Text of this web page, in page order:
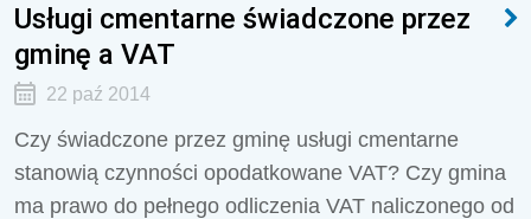
Usługi cmentarne świadczone przez
gminę a VAT
22 paź 2014
Czy świadczone przez gminę usługi cmentarne
stanowią czynności opodatkowane VAT? Czy gmina
ma prawo do pełnego odliczenia VAT naliczonego od